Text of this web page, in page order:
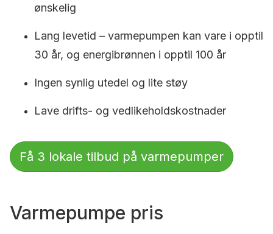
ønskelig
Lang levetid – varmepumpen kan vare i opptil
30 år, og energibrønnen i opptil 100 år
Ingen synlig utedel og lite støy
Lave drifts- og vedlikeholdskostnader
Få 3 lokale tilbud på varmepumper
Varmepumpe pris